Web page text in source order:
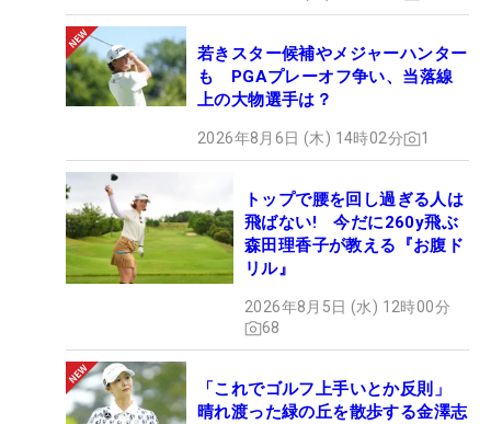
若きスター候補やメジャーハンター
も PGAプレーオフ争い、当落線
上の大物選手は？
2026年8月6日 (木) 14時02分 1
トップで腰を回し過ぎる人は
飛ばない! 今だに260y飛ぶ
森田理香子が教える『お腹ド
リル』
2026年8月5日 (水) 12時00分
68
「これでゴルフ上手いとか反則」
晴れ渡った緑の丘を散歩する金澤志